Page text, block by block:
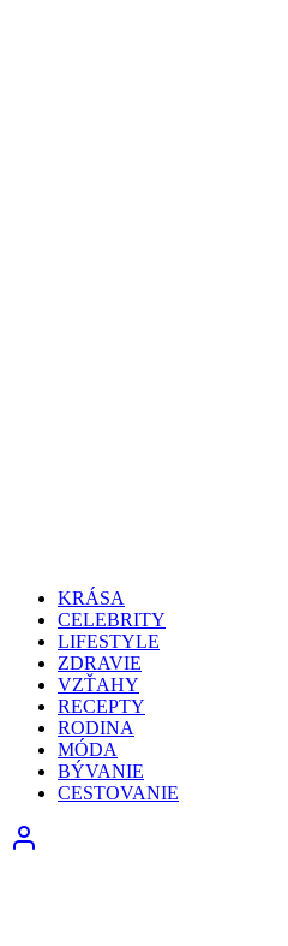
KRÁSA
CELEBRITY
LIFESTYLE
ZDRAVIE
VZŤAHY
RECEPTY
RODINA
MÓDA
BÝVANIE
CESTOVANIE